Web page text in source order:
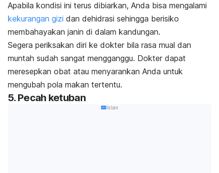
Apabila kondisi ini terus dibiarkan, Anda bisa mengalami
kekurangan gizi dan dehidrasi sehingga berisiko
membahayakan janin di dalam kandungan.
Segera periksakan diri ke dokter bila rasa mual dan
muntah sudah sangat mengganggu. Dokter dapat
meresepkan obat atau menyarankan Anda untuk
mengubah pola makan tertentu.
5. Pecah ketuban
Iklan